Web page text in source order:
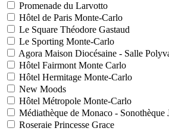
Promenade du Larvotto
Hôtel de Paris Monte-Carlo
Le Square Théodore Gastaud
Le Sporting Monte-Carlo
Agora Maison Diocésaine - Salle
Hôtel Fairmont Monte Carlo
Hôtel Hermitage Monte-Carlo
New Moods
Hôtel Métropole Monte-Carlo
Médiathèque de Monaco - Sonothèque
Roseraie Princesse Grace